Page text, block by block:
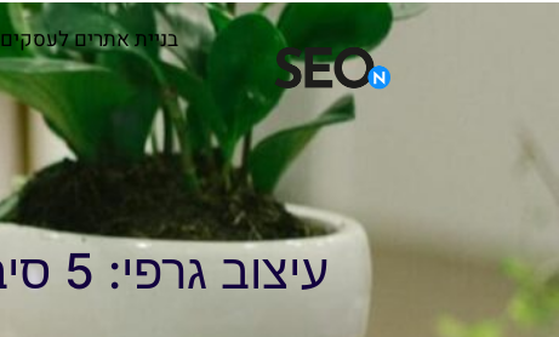
בניית אתרים לעסקים
עיצוב גרפי: 5 סיבות למה זה חובה לכל מפרסם